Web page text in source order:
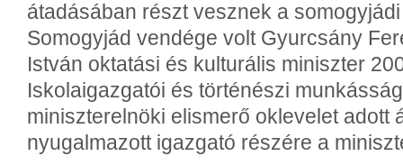
átadásában részt vesznek a
Somogyjád vendége volt Gyurcsány
István oktatási és kulturális miniszter
Iskolaigazgatói és történészi
miniszterelnöki elismerő oklevelet adott
nyugalmazott igazgató részére a